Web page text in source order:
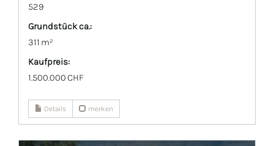
529
Grund­stück ca.:
311 m²
Kaufpreis:
1.500.000 CHF
Details merken